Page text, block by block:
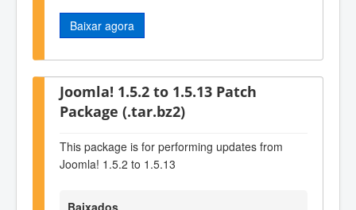
Baixar agora
Joomla! 1.5.2 to 1.5.13 Patch
Package (.tar.bz2)
This package is for performing updates from
Joomla! 1.5.2 to 1.5.13